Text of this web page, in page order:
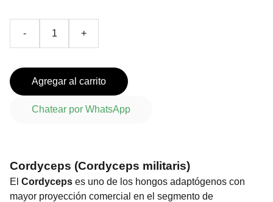
- +
Agregar al carrito
Chatear por WhatsApp
Cordyceps (Cordyceps militaris)
El Cordyceps es uno de los hongos adaptógenos con
mayor proyección comercial en el segmento de